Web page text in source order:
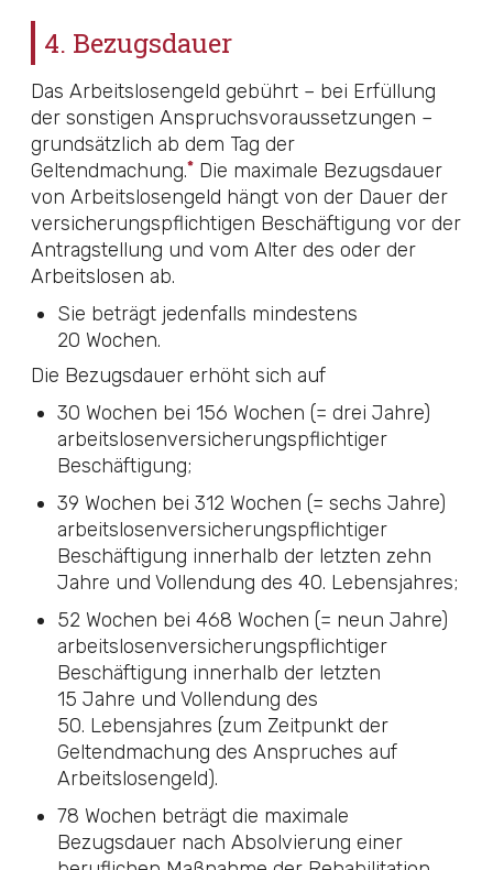
4. Bezugsdauer
Das Arbeitslosengeld gebührt – bei Erfüllung
der sonstigen Anspruchsvoraussetzungen –
grundsätzlich ab dem Tag der
Geltendmachung.* Die maximale Bezugsdauer
von Arbeitslosengeld hängt von der Dauer der
versicherungspflichtigen Beschäftigung vor der
Antragstellung und vom Alter des oder der
Arbeitslosen ab.
Sie beträgt jedenfalls mindestens
20 Wochen.
Die Bezugsdauer erhöht sich auf
30 Wochen bei 156 Wochen (= drei Jahre)
arbeitslosenversicherungspflichtiger
Beschäftigung;
39 Wochen bei 312 Wochen (= sechs Jahre)
arbeitslosenversicherungspflichtiger
Beschäftigung innerhalb der letzten zehn
Jahre und Vollendung des 40. Lebensjahres;
52 Wochen bei 468 Wochen (= neun Jahre)
arbeitslosenversicherungspflichtiger
Beschäftigung innerhalb der letzten
15 Jahre und Vollendung des
50. Lebensjahres (zum Zeitpunkt der
Geltendmachung des Anspruches auf
Arbeitslosengeld).
78 Wochen beträgt die maximale
Bezugsdauer nach Absolvierung einer